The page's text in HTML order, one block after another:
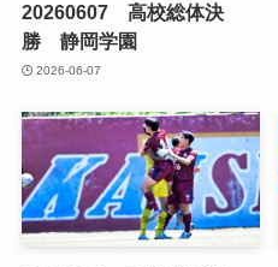
20260607 高校総体決
勝 静岡学園
2026-06-07